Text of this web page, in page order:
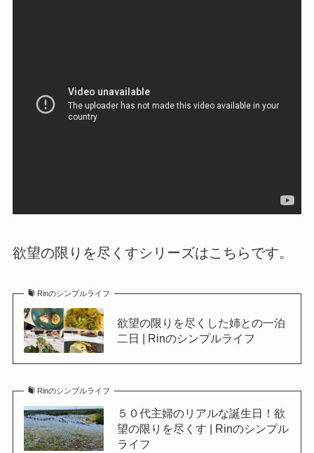
欲望の限りを尽くすシリーズはこちらです。
Rinのシンプルライフ
欲望の限りを尽くした姉との一泊
二日 | Rinのシンプルライフ
Rinのシンプルライフ
５０代主婦のリアルな誕生日！欲
望の限りを尽くす | Rinのシンプル
ライフ